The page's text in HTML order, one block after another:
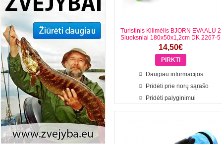
Turistinis Kilimėlis BJORN EVA ALU 2
Sluoksniai 180x50x1,2cm DK 2267-5
14,50€
Daugiau informacijos
Pridėti prie norų sąrašo
Pridėti palyginimui